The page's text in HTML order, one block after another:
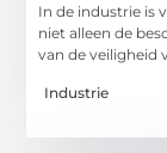
In de industrie is
niet alleen de
van de veiligheid
Industrie